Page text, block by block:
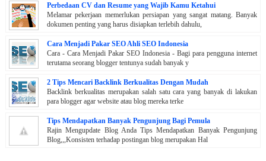
Perbedaan CV dan Resume yang Wajib Kamu Ketahui
Melamar pekerjaan memerlukan persiapan yang sangat matang. Banyak
dokumen penting yang harus disiapkan terlebih dahulu,
Cara Menjadi Pakar SEO Ahli SEO Indonesia
Cara - Cara Menjadi Pakar SEO Indonesia - Bagi para pengguna internet
terutama seorang blogger tentunya sudah banyak y
2 Tips Mencari Backlink Berkualitas Dengan Mudah
Backlink berkualitas merupakan salah satu cara yang banyak di lakukan
para blogger agar website atau blog mereka terke
Tips Mendapatkan Banyak Pengunjung Bagi Pemula
Rajin Mengupdate Blog Anda Tips Mendapatkan Banyak Pengunjung
Blog,,,Konsisten terhadap postingan blog merupakan Hal